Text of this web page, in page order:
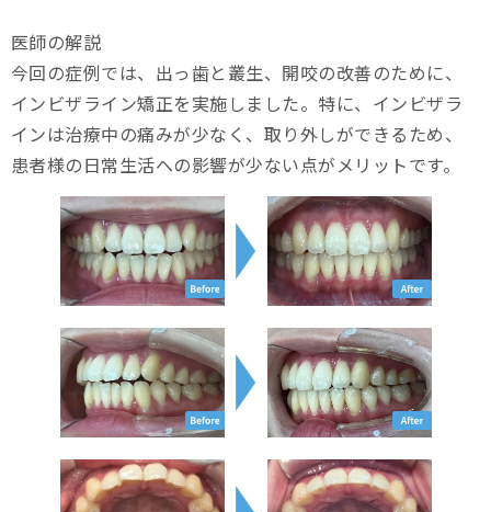
医師の解説
今回の症例では、出っ歯と叢生、開咬の改善のために、
インビザライン矯正を実施しました。特に、インビザラ
インは治療中の痛みが少なく、取り外しができるため、
患者様の日常生活への影響が少ない点がメリットです。